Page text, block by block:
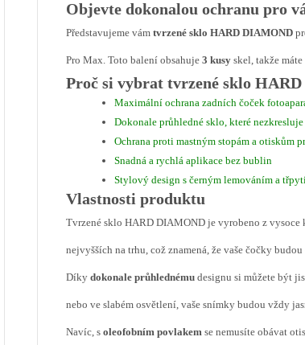
Objevte dokonalou ochranu pro
Představujeme vám tvrzené sklo HARD DIAMOND
Pro Max. Toto balení obsahuje 3 kusy skel, takže
Proč si vybrat tvrzené sklo
Maximální ochrana zadních čoček
Dokonale průhledné sklo, které
Ochrana proti mastným stopám a otiskům
Snadná a rychlá aplikace bez bublin
Stylový design s černým lemováním a
Vlastnosti produktu
Tvrzené sklo HARD DIAMOND je vyrobeno z
nejvyšších na trhu, což znamená, že vaše čočky
Díky dokonale průhlednému designu si můžete být
nebo ve slabém osvětlení, vaše snímky budou vždy
Navíc, s oleofobním povlakem se nemusíte obávat